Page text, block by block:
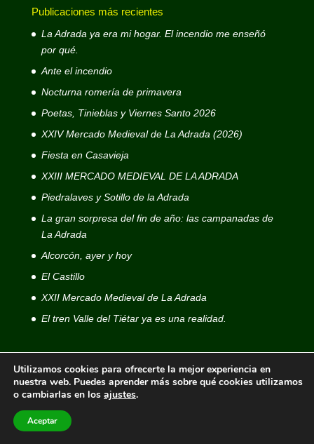
Publicaciones más recientes
La Adrada ya era mi hogar. El incendio me enseñó
por qué.
Ante el incendio
Nocturna romería de primavera
Poetas, Tinieblas y Viernes Santo 2026
XXIV Mercado Medieval de La Adrada (2026)
Fiesta en Casavieja
XXIII MERCADO MEDIEVAL DE LA ADRADA
Piedralaves y Sotillo de la Adrada
La gran sorpresa del fin de año: las campanadas de
La Adrada
Alcorcón, ayer y hoy
El Castillo
XXII Mercado Medieval de La Adrada
El tren Valle del Tiétar ya es una realidad.
Publicaciones en redes sociales
Publicaciones en Facebook
Galería de La Adrada.Net
Utilizamos cookies para ofrecerte la mejor experiencia en
nuestra web. Puedes aprender más sobre qué cookies utilizamos
o cambiarlas en los ajustes.
Aceptar